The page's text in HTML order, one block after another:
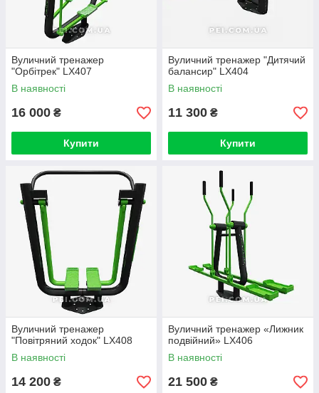
Вуличний тренажер
"Орбітрек" LX407
В наявності
16 000 ₴
Купити
Вуличний тренажер "Дитячий
балансир" LX404
В наявності
11 300 ₴
Купити
Вуличний тренажер
"Повітряний ходок" LX408
В наявності
14 200 ₴
Вуличний тренажер «Лижник
подвійний» LX406
В наявності
21 500 ₴